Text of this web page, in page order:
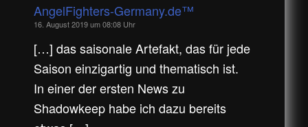
AngelFighters-Germany.de™
16. August 2019 um 08:08 Uhr
[…] das saisonale Artefakt, das für jede
Saison einzigartig und thematisch ist.
In einer der ersten News zu
Shadowkeep habe ich dazu bereits